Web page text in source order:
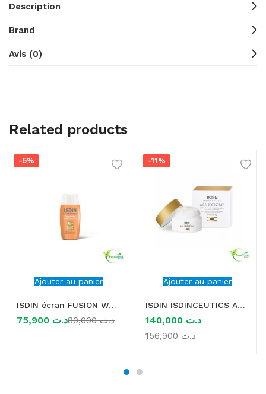
Description
Brand
Avis (0)
Related products
Ajouter au panier
-5%
ISDIN écran FUSION WATER MAGIC GLOW SPF50 50ML
د.ت د.ت80,000
Ajouter au panier
-11%
ISDIN ISDINCEUTICS AGE REVERSE DAY CREME 50ML
د.ت
د.ت156,900